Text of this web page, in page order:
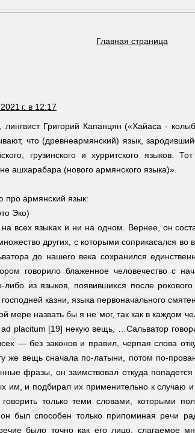
Главная страница
г. в 12:17
лингвист Григорий Капанцян («Хайаса -
что (древнеармянский) язык,
грузинского и хурритского языков.
ашхарабара (нового армянского языка)».
про армянский язык:
Эко)
всех языках и ни на одном. Вернее, он
других, с которыми соприкасался
до нашего века сохранился
говорило блаженное человечество с
из языков, появившихся после
казни, языка первоначального
мере назвать бы я не мог, так как в каждом
ad placitum [19] некую вещь, …Сальватор
— без законов и правил, черпая слова
же вещь сначала по-латыни, потом по-
фразы, он заимствовал откуда
им, и подбирал их применительно к случаю
только теми словами, которыми
был способен только припоминая речи
было точно как его лицо, слагаемое